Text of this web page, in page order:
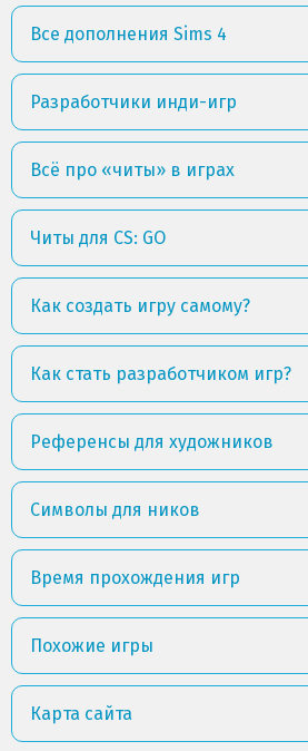
Все дополнения Sims 4
Разработчики инди-игр
Всё про «читы» в играх
Читы для CS: GO
Как создать игру самому?
Как стать разработчиком игр?
Референсы для художников
Символы для ников
Время прохождения игр
Похожие игры
Карта сайта